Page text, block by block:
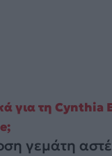
για τη Cynthia
γεμάτη